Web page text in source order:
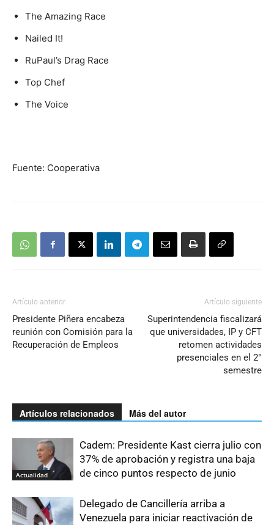
The Amazing Race
Nailed It!
RuPaul’s Drag Race
Top Chef
The Voice
Fuente: Cooperativa
Artículo anterior
Presidente Piñera encabeza
reunión con Comisión para la
Recuperación de Empleos
Artículo siguiente
Superintendencia fiscalizará
que universidades, IP y CFT
retomen actividades
presenciales en el 2°
semestre
Artículos relacionados Más del autor
Actualidad
Cadem: Presidente Kast cierra julio con
37% de aprobación y registra una baja
de cinco puntos respecto de junio
Delegado de Cancillería arriba a
Venezuela para iniciar reactivación de